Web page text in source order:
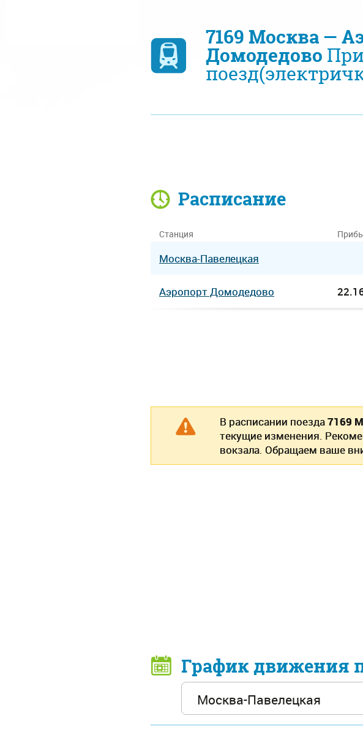
7169 Москва —
Домодедово
Расписание
Станция
Москва-Павелецкая
Аэропорт Домодедово
В расписании поезда7169
текущие изменения.
вокзала. Обращаем ваше
График движения